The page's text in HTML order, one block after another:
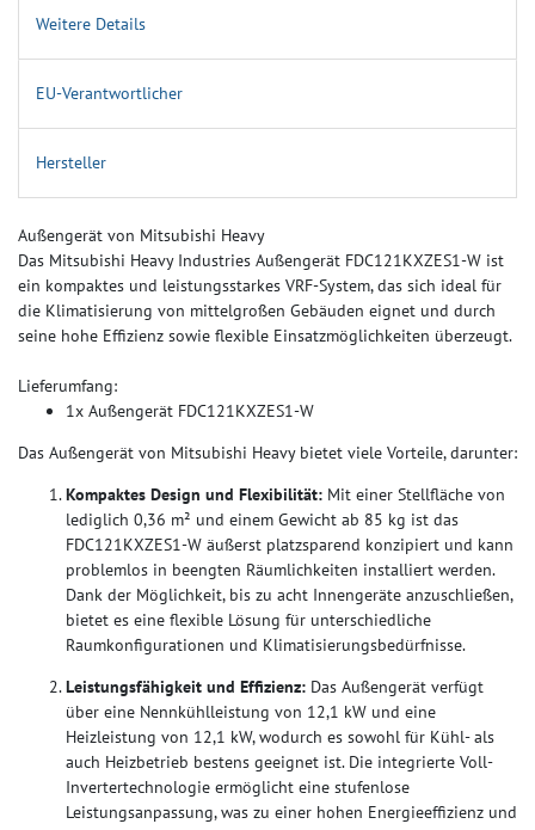
Weitere Details
EU-Verantwortlicher
Hersteller
Außengerät von Mitsubishi Heavy
Das Mitsubishi Heavy Industries Außengerät FDC121KXZES1-W ist
ein kompaktes und leistungsstarkes VRF-System, das sich ideal für
die Klimatisierung von mittelgroßen Gebäuden eignet und durch
seine hohe Effizienz sowie flexible Einsatzmöglichkeiten überzeugt.
Lieferumfang:
1x Außengerät FDC121KXZES1-W
Das Außengerät von Mitsubishi Heavy bietet viele Vorteile, darunter:
Kompaktes Design und Flexibilität: Mit einer Stellfläche von
lediglich 0,36 m² und einem Gewicht ab 85 kg ist das
FDC121KXZES1-W äußerst platzsparend konzipiert und kann
problemlos in beengten Räumlichkeiten installiert werden.
Dank der Möglichkeit, bis zu acht Innengeräte anzuschließen,
bietet es eine flexible Lösung für unterschiedliche
Raumkonfigurationen und Klimatisierungsbedürfnisse.
Leistungsfähigkeit und Effizienz: Das Außengerät verfügt
über eine Nennkühlleistung von 12,1 kW und eine
Heizleistung von 12,1 kW, wodurch es sowohl für Kühl- als
auch Heizbetrieb bestens geeignet ist. Die integrierte Voll-
Invertertechnologie ermöglicht eine stufenlose
Leistungsanpassung, was zu einer hohen Energieeffizienz und